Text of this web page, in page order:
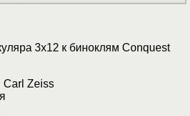
3х12 к биноклям Conquest
Zeiss